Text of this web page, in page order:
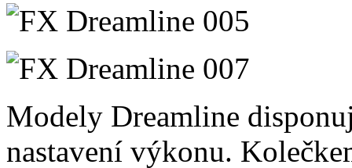
Modely Dreamline
nastavení výkonu.